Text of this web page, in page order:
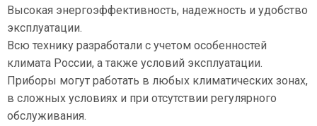
Высокая энергоэффективность, надежность и удобство
эксплуатации.
Всю технику разработали с учетом особенностей
климата России, а также условий эксплуатации.
Приборы могут работать в любых климатических зонах,
в сложных условиях и при отсутствии регулярного
обслуживания.